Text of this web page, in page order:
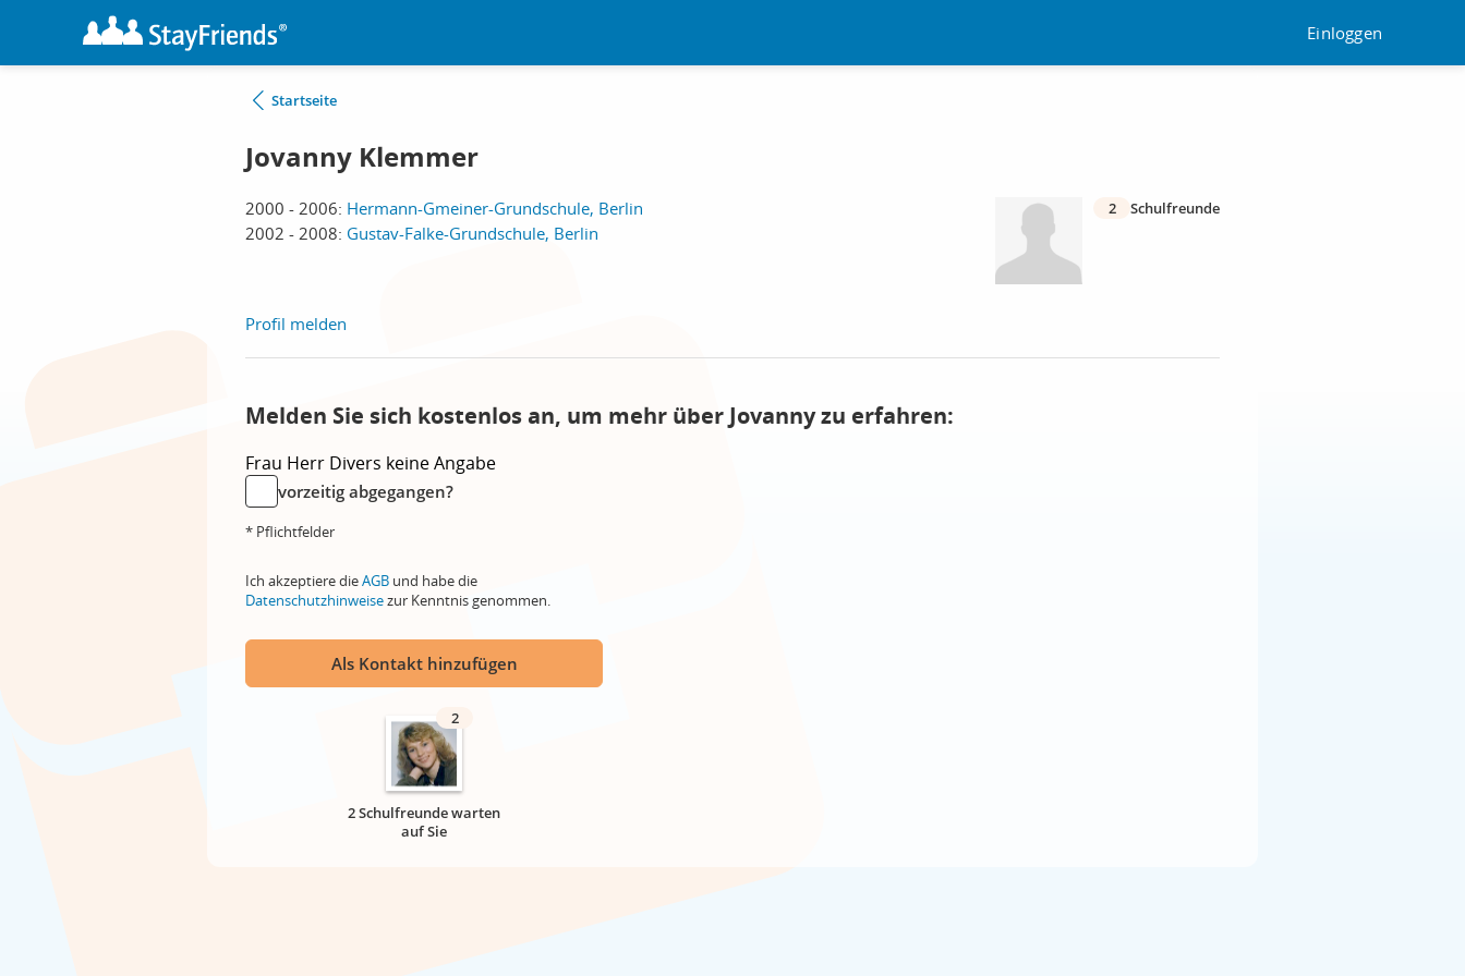
Einloggen
Startseite
Jovanny Klemmer
2000 - 2006: Hermann-Gmeiner-Grundschule, Berlin
2002 - 2008: Gustav-Falke-Grundschule, Berlin
2 Schulfreunde
Profil melden
Melden Sie sich kostenlos an, um mehr über Jovanny zu erfahren:
Frau Herr Divers keine Angabe
vorzeitig abgegangen?
* Pflichtfelder
Ich akzeptiere dieAGB und habe die
Datenschutzhinweisezur Kenntnis genommen.
Als Kontakt hinzufügen
2
2 Schulfreunde warten
auf Sie